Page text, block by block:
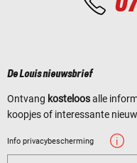
De Louis nieuwsbrief
Ontvang kosteloosalle
koopjes of interessante
Info privacybescherming